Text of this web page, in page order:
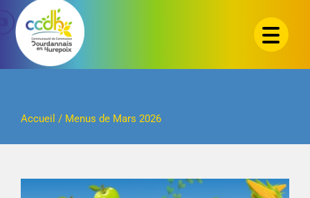
Passer
contenu
Accueil / Menus de Mars 2026